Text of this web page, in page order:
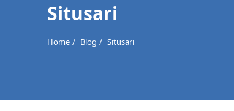
Situsari
Home Blog Situsari